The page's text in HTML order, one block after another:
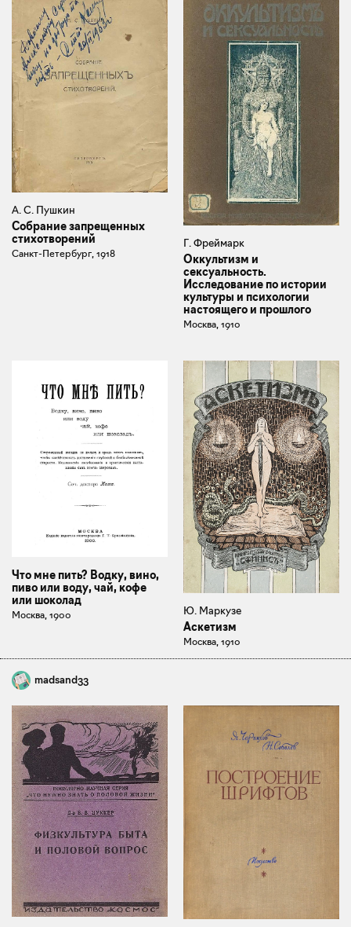
А. С. Пушкин
Собрание запрещенных
стихотворений
Санкт-Петербург, 1918
Г. Фреймарк
Оккультизм и
сексуальность.
Исследование по истории
культуры и психологии
настоящего и прошлого
Москва, 1910
Что мне пить? Водку, вино,
пиво или воду, чай, кофе
или шоколад
Москва, 1900 Ю. Маркузе
Аскетизм
Москва, 1910
madsand33